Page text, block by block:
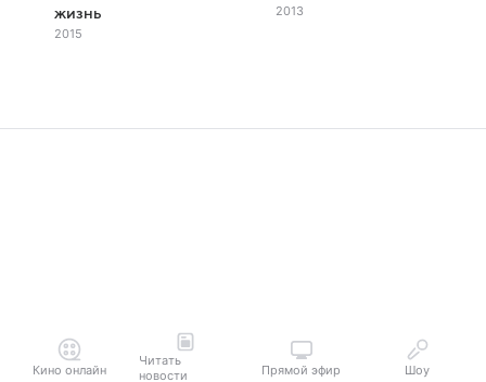
жизнь
2015
2013
Кино онлайн
Читать
новости
Прямой эфир Шоу